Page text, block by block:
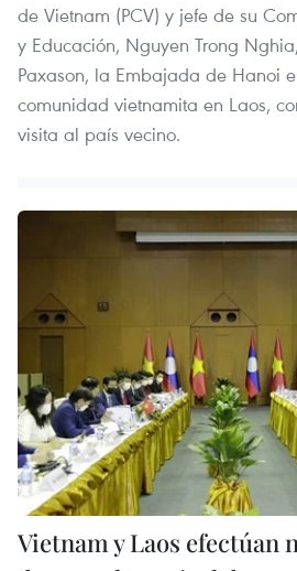
de Vietnam (PCV) y jefe de su
y Educación, Nguyen Trong
Paxason, la Embajada de Hanoi
comunidad vietnamita en Laos,
visita al país vecino.
Vietnam y Laos efectúan